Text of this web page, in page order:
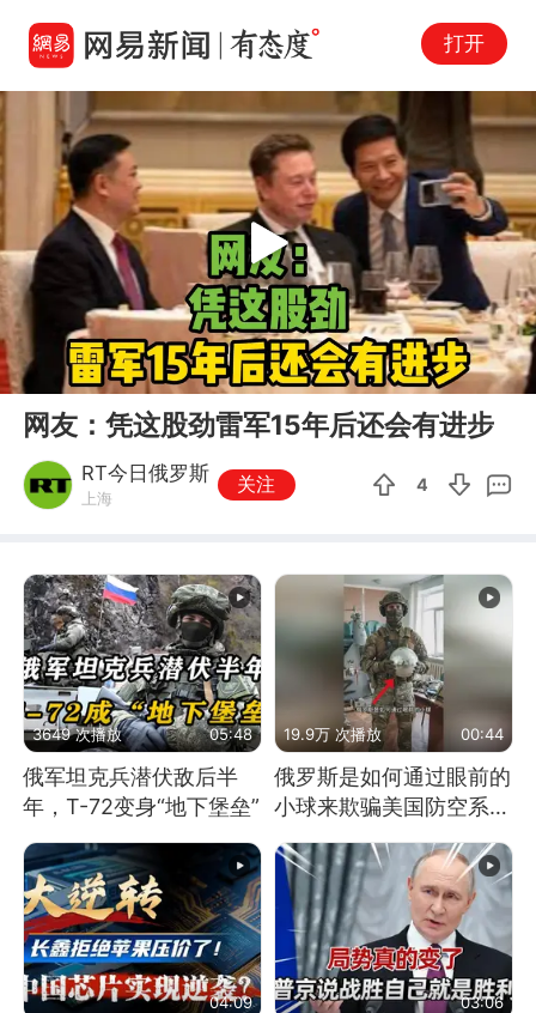
打开
00:00 00:44
Play
网友：凭这股劲雷军15年后还会有进步
RT今日俄罗斯
上海
关注 4
3649 次播放 05:48
俄军坦克兵潜伏敌后半
年，T-72变身“地下堡垒”
19.9万 次播放 00:44
俄罗斯是如何通过眼前的
小球来欺骗美国防空系统
的
04:09 03:06